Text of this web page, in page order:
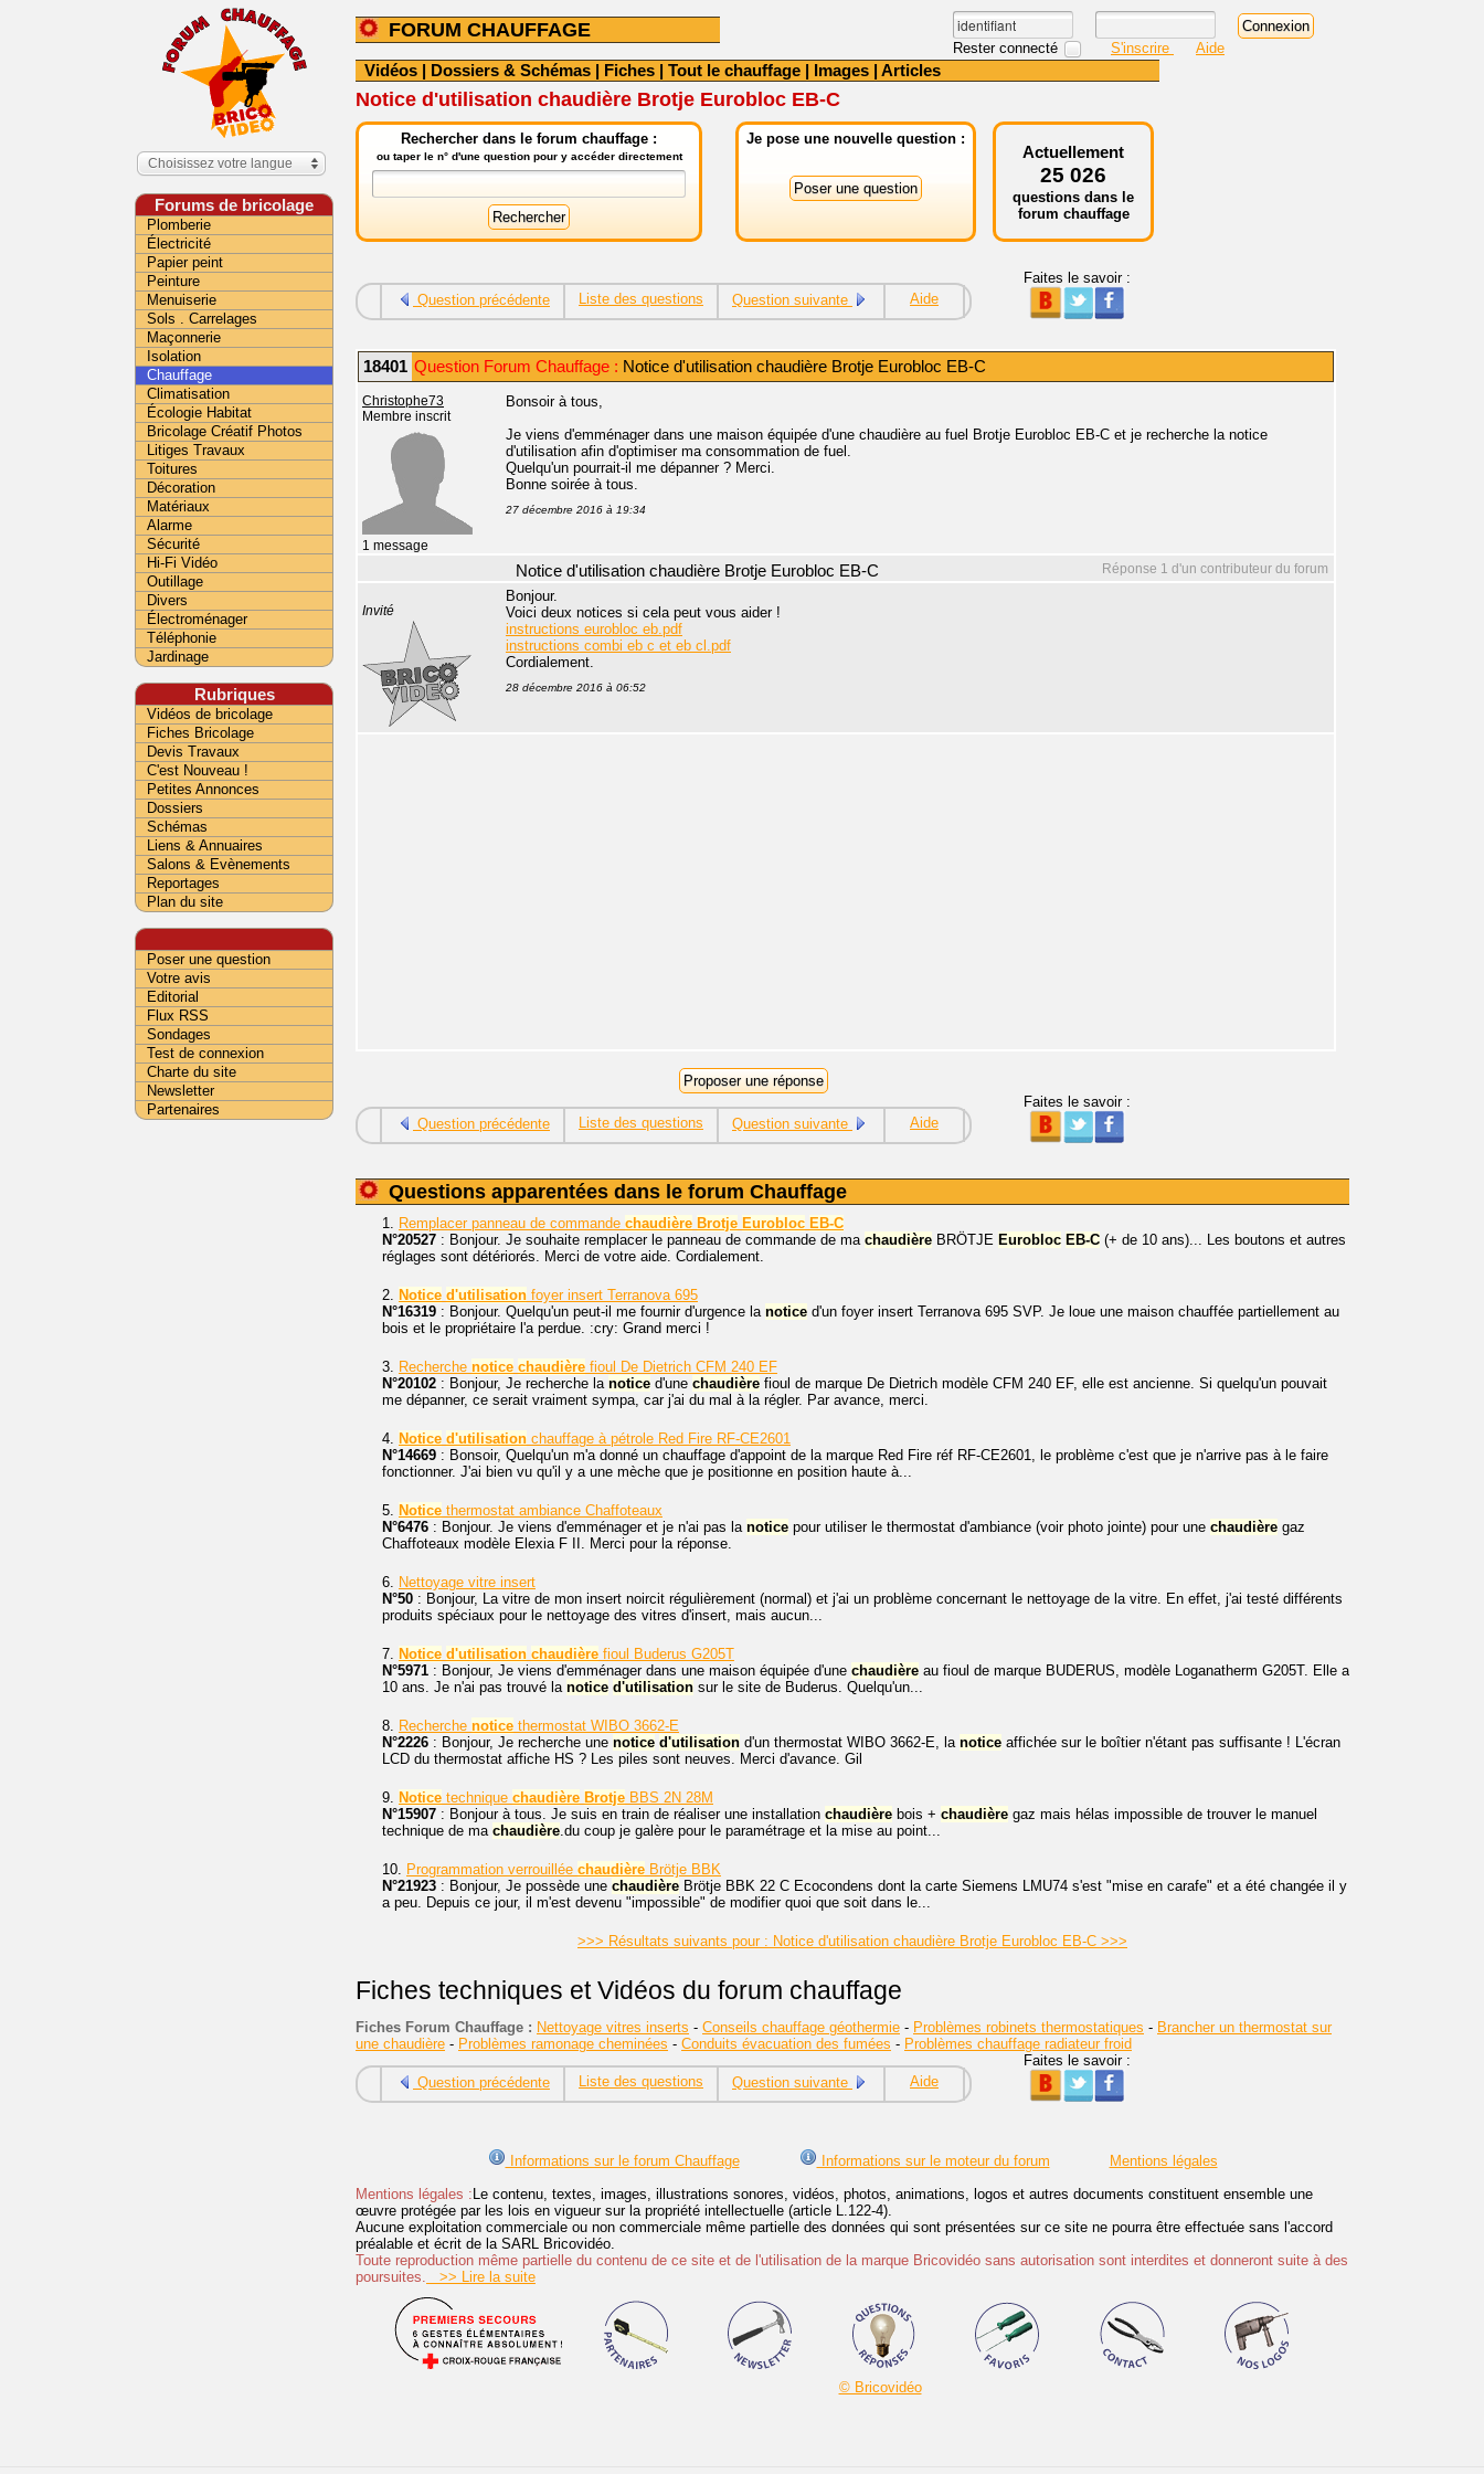
FORUM CHAUFFAGE
Rester connecté S'inscrire Aide
Vidéos | Dossiers & Schémas | Fiches | Tout le chauffage | Images | Articles
Notice d'utilisation chaudière Brotje Eurobloc EB-C
Rechercher dans le forum chauffage :
ou taper le n° d'une question pour y accéder directement
Je pose une nouvelle question :
Actuellement
25 026
questions dans le
forum chauffage
Question précédente Liste des questions Question suivante Aide
Faites le savoir :
18401 Question Forum Chauffage : Notice d'utilisation chaudière Brotje Eurobloc EB-C
Christophe73
Membre inscrit
1 message
Bonsoir à tous,
Je viens d'emménager dans une maison équipée d'une chaudière au fuel Brotje Eurobloc EB-C et je recherche la notice
d'utilisation afin d'optimiser ma consommation de fuel.
Quelqu'un pourrait-il me dépanner ? Merci.
Bonne soirée à tous.
27 décembre 2016 à 19:34
Réponse 1 d'un contributeur du forum
Notice d'utilisation chaudière Brotje Eurobloc EB-C
Invité
Bonjour.
Voici deux notices si cela peut vous aider !
instructions eurobloc eb.pdf
instructions combi eb c et eb cl.pdf
Cordialement.
28 décembre 2016 à 06:52
Question précédente Liste des questions Question suivante Aide
Faites le savoir :
Questions apparentées dans le forum Chauffage
1. Remplacer panneau de commande chaudière Brotje Eurobloc EB-C
N°20527 : Bonjour. Je souhaite remplacer le panneau de commande de ma chaudière BRÖTJE Eurobloc EB-C (+ de 10 ans)... Les boutons et autres
réglages sont détériorés. Merci de votre aide. Cordialement.
2. Notice d'utilisation foyer insert Terranova 695
N°16319 : Bonjour. Quelqu'un peut-il me fournir d'urgence la notice d'un foyer insert Terranova 695 SVP. Je loue une maison chauffée partiellement au
bois et le propriétaire l'a perdue. :cry: Grand merci !
3. Recherche notice chaudière fioul De Dietrich CFM 240 EF
N°20102 : Bonjour, Je recherche la notice d'une chaudière fioul de marque De Dietrich modèle CFM 240 EF, elle est ancienne. Si quelqu'un pouvait
me dépanner, ce serait vraiment sympa, car j'ai du mal à la régler. Par avance, merci.
4. Notice d'utilisation chauffage à pétrole Red Fire RF-CE2601
N°14669 : Bonsoir, Quelqu'un m'a donné un chauffage d'appoint de la marque Red Fire réf RF-CE2601, le problème c'est que je n'arrive pas à le faire
fonctionner. J'ai bien vu qu'il y a une mèche que je positionne en position haute à...
5. Notice thermostat ambiance Chaffoteaux
N°6476 : Bonjour. Je viens d'emménager et je n'ai pas la notice pour utiliser le thermostat d'ambiance (voir photo jointe) pour une chaudière gaz
Chaffoteaux modèle Elexia F II. Merci pour la réponse.
6. Nettoyage vitre insert
N°50 : Bonjour, La vitre de mon insert noircit régulièrement (normal) et j'ai un problème concernant le nettoyage de la vitre. En effet, j'ai testé différents
produits spéciaux pour le nettoyage des vitres d'insert, mais aucun...
7. Notice d'utilisation chaudière fioul Buderus G205T
N°5971 : Bonjour, Je viens d'emménager dans une maison équipée d'une chaudière au fioul de marque BUDERUS, modèle Loganatherm G205T. Elle a
10 ans. Je n'ai pas trouvé la notice d'utilisation sur le site de Buderus. Quelqu'un...
8. Recherche notice thermostat WIBO 3662-E
N°2226 : Bonjour, Je recherche une notice d'utilisation d'un thermostat WIBO 3662-E, la notice affichée sur le boîtier n'étant pas suffisante ! L'écran
LCD du thermostat affiche HS ? Les piles sont neuves. Merci d'avance. Gil
9. Notice technique chaudière Brotje BBS 2N 28M
N°15907 : Bonjour à tous. Je suis en train de réaliser une installation chaudière bois + chaudière gaz mais hélas impossible de trouver le manuel
technique de ma chaudière.du coup je galère pour le paramétrage et la mise au point...
10. Programmation verrouillée chaudière Brötje BBK
N°21923 : Bonjour, Je possède une chaudière Brötje BBK 22 C Ecocondens dont la carte Siemens LMU74 s'est "mise en carafe" et a été changée il y
a peu. Depuis ce jour, il m'est devenu "impossible" de modifier quoi que soit dans le...
>>> Résultats suivants pour : Notice d'utilisation chaudière Brotje Eurobloc EB-C >>>
Fiches techniques et Vidéos du forum chauffage
Fiches Forum Chauffage : Nettoyage vitres inserts - Conseils chauffage géothermie - Problèmes robinets thermostatiques - Brancher un thermostat sur
une chaudière - Problèmes ramonage cheminées - Conduits évacuation des fumées - Problèmes chauffage radiateur froid
Question précédente Liste des questions Question suivante Aide
Faites le savoir :
Informations sur le forum Chauffage Informations sur le moteur du forum
Mentions légales
Mentions légales :Le contenu, textes, images, illustrations sonores, vidéos, photos, animations, logos et autres documents constituent ensemble une
œuvre protégée par les lois en vigueur sur la propriété intellectuelle (article L.122-4).
Aucune exploitation commerciale ou non commerciale même partielle des données qui sont présentées sur ce site ne pourra être effectuée sans l'accord
préalable et écrit de la SARL Bricovidéo.
Toute reproduction même partielle du contenu de ce site et de l'utilisation de la marque Bricovidéo sans autorisation sont interdites et donneront suite à des
poursuites.
>> Lire la suite
© Bricovidéo
Choisissez votre langue
Forums de bricolage
Plomberie
Électricité
Papier peint
Peinture
Menuiserie
Sols . Carrelages
Maçonnerie
Isolation
Chauffage
Climatisation
Écologie Habitat
Bricolage Créatif Photos
Litiges Travaux
Toitures
Décoration
Matériaux
Alarme
Sécurité
Hi-Fi Vidéo
Outillage
Divers
Électroménager
Téléphonie
Jardinage
Rubriques
Vidéos de bricolage
Fiches Bricolage
Devis Travaux
C'est Nouveau !
Petites Annonces
Dossiers
Schémas
Liens & Annuaires
Salons & Evènements
Reportages
Plan du site
Poser une question
Votre avis
Editorial
Flux RSS
Sondages
Test de connexion
Charte du site
Newsletter
Partenaires